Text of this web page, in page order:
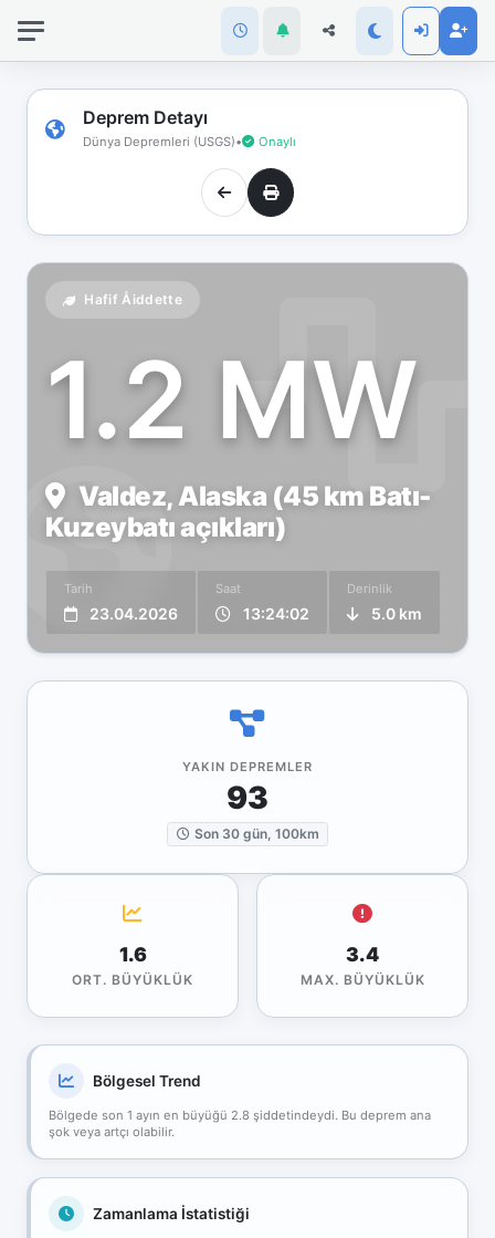
Deprem Detayı
Dünya Depremleri (USGS)• Onaylı
Hafif Åiddette
1.2 MW
Valdez, Alaska (45 km Batı-
Kuzeybatı açıkları)
Tarih
23.04.2026
Saat
13:24:02
Derinlik
5.0 km
YAKIN DEPREMLER
93
Son 30 gün, 100km
1.6
ORT. BÜYÜKLÜK
3.4
MAX. BÜYÜKLÜK
Bölgesel Trend
Bölgede son 1 ayın en büyüğü 2.8 şiddetindeydi. Bu deprem ana
şok veya artçı olabilir.
Zamanlama İstatistiği
bağlantınız
koptu!
Çevrimdışı
moddasınız.